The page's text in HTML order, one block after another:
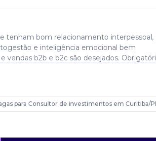
tenham bom relacionamento interpessoal,
e inteligência emocional bem
vendas b2b e b2c são desejados.
de comunicação online, entender suas
e imobiliário. Serão oferecidos
para Consultor de investimentos em Curitiba/